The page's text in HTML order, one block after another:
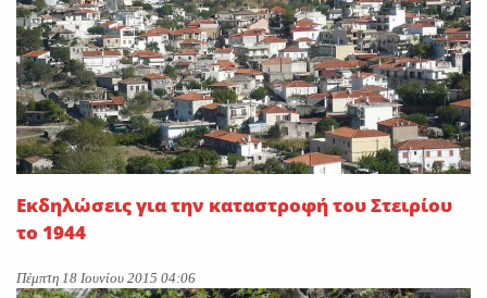
Εκδηλώσεις για την καταστροφή του Στειρίου
το 1944
Πέμπτη 18 Ιουνίου 2015 04:06